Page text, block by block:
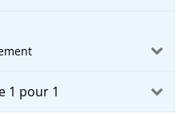
1 pour 1